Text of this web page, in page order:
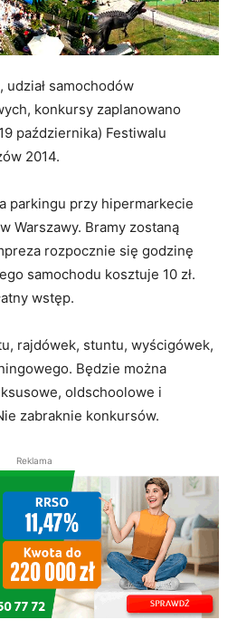
samochodów
konkursy zaplanowano
października) Festiwalu
2014.
parkingu przy hipermarkecie
Warszawy. Bramy zostaną
rozpocznie się godzinę
samochodu kosztuje 10 zł.
wstęp.
rajdówek, stuntu, wyścigówek,
Będzie można
oldschoolowe i
zabraknie konkursów.
Reklama